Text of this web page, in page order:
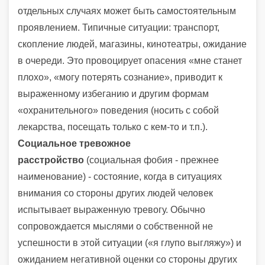
отдельных случаях может быть самостоятельным
проявлением. Типичные ситуации: транспорт,
скопление людей, магазины, кинотеатры, ожидание
в очереди. Это провоцирует опасения «мне станет
плохо», «могу потерять сознание», приводит к
выраженному избеганию и другим формам
«охранительного» поведения (носить с собой
лекарства, посещать только с кем-то и т.п.).
Социальное тревожное
расстройство (социальная фобия - прежнее
наименование) - состояние, когда в ситуациях
внимания со стороны других людей человек
испытывает выраженную тревогу. Обычно
сопровождается мыслями о собственной не
успешности в этой ситуации («я глупо выгляжу») и
ожиданием негативной оценки со стороны других